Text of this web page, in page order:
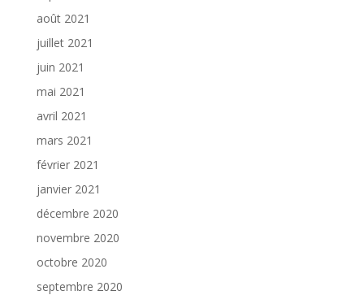
août 2021
juillet 2021
juin 2021
mai 2021
avril 2021
mars 2021
février 2021
janvier 2021
décembre 2020
novembre 2020
octobre 2020
septembre 2020